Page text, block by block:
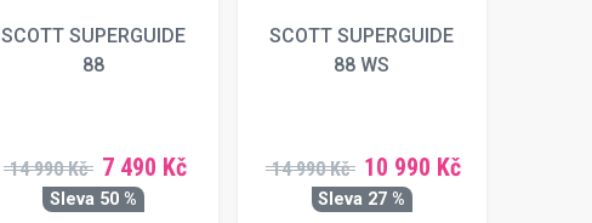
SCOTT SUPERGUIDE
88
14 990 Kč 7 490 Kč
Sleva 50 %
SCOTT SUPERGUIDE
88 WS
14 990 Kč 10 990 Kč
Sleva 27 %